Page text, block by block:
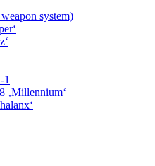
system)
1
‚Millennium‘